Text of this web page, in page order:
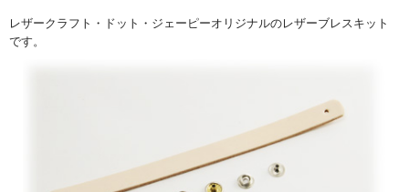
ェ
ー
レザークラフト・ドット・ジェーピーオリジナルのレザーブレスキット
です。